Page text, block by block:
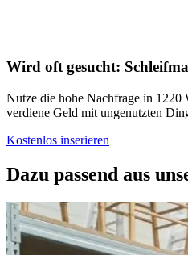
Wird oft gesucht:
Nutze die hohe Nachfrage in 1220
verdiene Geld mit ungenutzten
Kostenlos inserieren
Dazu passend aus